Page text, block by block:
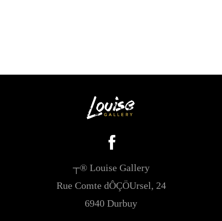
┬® Louise Gallery
Rue Comte dÔÇÖUrsel, 24
6940 Durbuy